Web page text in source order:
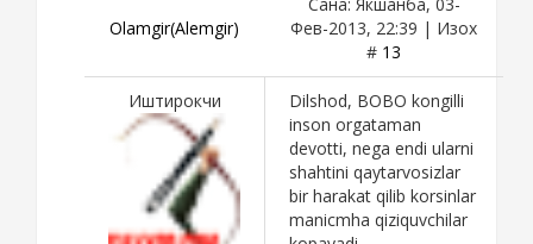
Olamgir(Alemgir)
Фев-2013, 22:39 | Изох
# 13
Иштирокчи
Dilshod, BOBO kongilli
inson orgataman
devotti, nega endi ularni
shahtini qaytarvosizlar
bir harakat qilib korsinlar
manicmha qiziquvchilar